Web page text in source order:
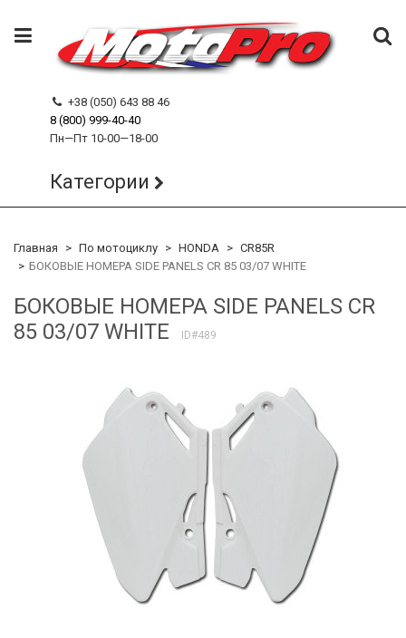
+38 (050) 643 88 46
8 (800) 999-40-40
Пн—Пт 10-00—18-00
Категории
Главная По мотоциклу HONDA
CR85R
БОКОВЫЕ НОМЕРА SIDE PANELS CR 85 03/07 WHITE
БОКОВЫЕ НОМЕРА SIDE PANELS CR
85 03/07 WHITE
ID#489